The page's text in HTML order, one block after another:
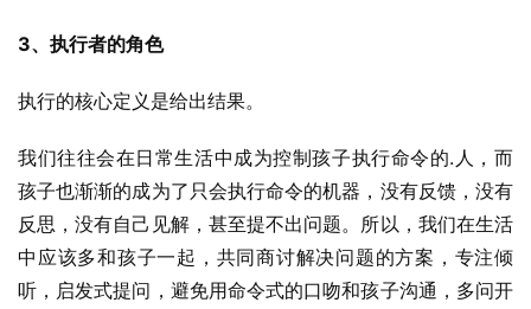
3、执行者的角色
执行的核心定义是给出结果。
我们往往会在日常生活中成为控制孩子执行命令的.人，而
孩子也渐渐的成为了只会执行命令的机器，没有反馈，没有
反思，没有自己见解，甚至提不出问题。所以，我们在生活
中应该多和孩子一起，共同商讨解决问题的方案，专注倾
听，启发式提问，避免用命令式的口吻和孩子沟通，多问开